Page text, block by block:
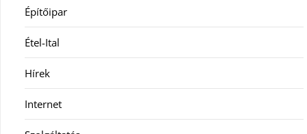
Építőipar
Étel-Ital
Hírek
Internet